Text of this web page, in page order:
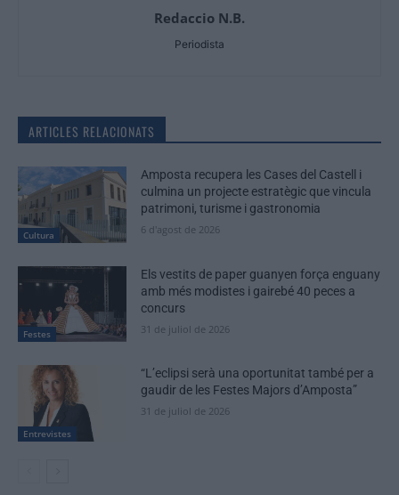
Redaccio N.B.
Periodista
ARTICLES RELACIONATS
Cultura
Amposta recupera les Cases del Castell i
culmina un projecte estratègic que vincula
patrimoni, turisme i gastronomia
6 d'agost de 2026
Festes
Els vestits de paper guanyen força enguany
amb més modistes i gairebé 40 peces a
concurs
31 de juliol de 2026
Entrevistes
“L’eclipsi serà una oportunitat també per a
gaudir de les Festes Majors d’Amposta”
31 de juliol de 2026